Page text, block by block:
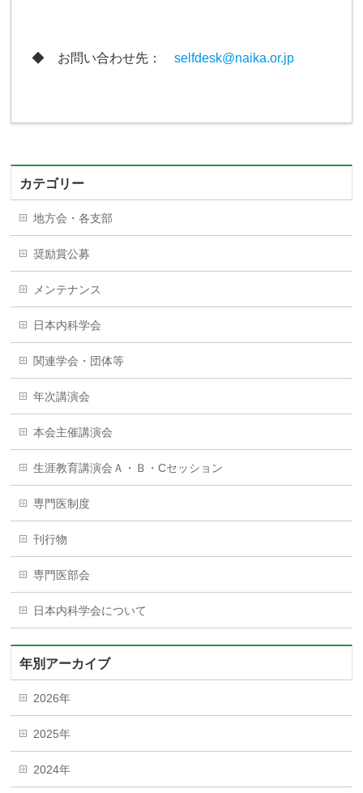
◆ お問い合わせ先：selfdesk@naika.or.jp
カテゴリー
地方会・各支部
奨励賞公募
メンテナンス
日本内科学会
関連学会・団体等
年次講演会
本会主催講演会
生涯教育講演会Ａ・Ｂ・Cセッション
専門医制度
刊行物
専門医部会
日本内科学会について
年別アーカイブ
2026年
2025年
2024年